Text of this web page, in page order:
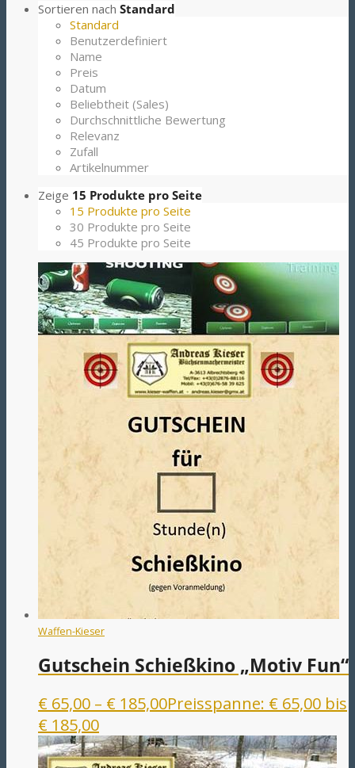
Sortieren nach Standard
Standard
Benutzerdefiniert
Name
Preis
Datum
Beliebtheit (Sales)
Durchschnittliche Bewertung
Relevanz
Zufall
Artikelnummer
Zeige 15 Produkte pro Seite
15 Produkte pro Seite
30 Produkte pro Seite
45 Produkte pro Seite
Waffen-Kieser
Gutschein Schießkino „Motiv Fun“
€ 65,00 – € 185,00Preisspanne: € 65,00 bis
€ 185,00